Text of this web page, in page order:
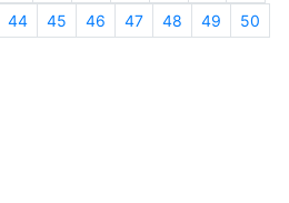
44 45 46 47 48 49
50